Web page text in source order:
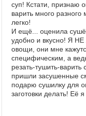
суп! Кстати, признаю
варить много
легко!
И ещё... оценила
удобно и вкусно! Я
овощи, они мне
специфическим, а
резать-тушить-
пришли засушенные
подарю сушилку для
заготовки делать! Её